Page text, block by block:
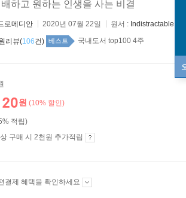
하고 원하는 인생을 사는 비결
로메디안 2020년 07월 22일 원서 : Indistractable:
리뷰(106건) 베스트 국내도서 top100 4주
원 (10% 할인)
적립)
구매 시 2천원 추가적립
결제 혜택을 확인하세요